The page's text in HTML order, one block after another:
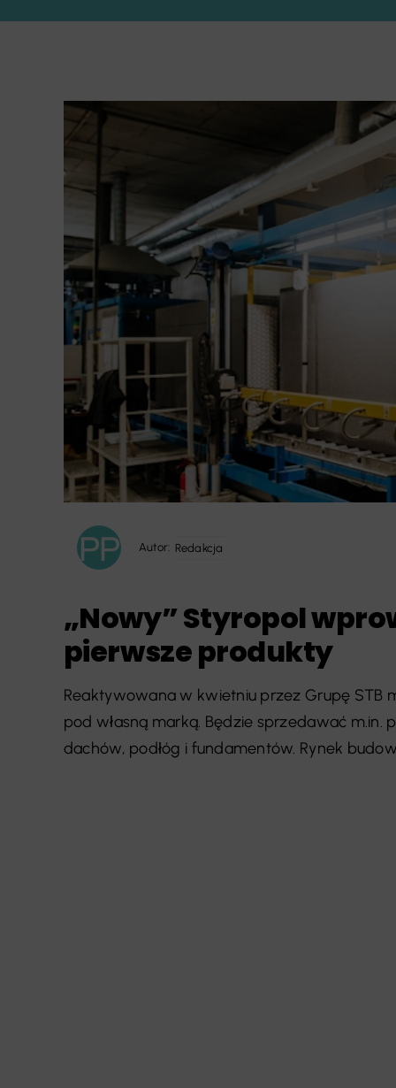
Autor: Redakcja
„Nowy” Styropol
pierwsze produkty
Reaktywowana w kwietniu przez Grupę
pod własną marką. Będzie sprzedawać m.in.
dachów, podłóg i fundamentów. Rynek